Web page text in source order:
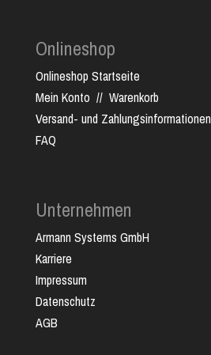
Onlineshop
Onlineshop Startseite
Mein Konto // Warenkorb
Versand- und Zahlungsinformationen
FAQ
Unternehmen
Armann Systems GmbH
Karriere
Impressum
Datenschutz
AGB